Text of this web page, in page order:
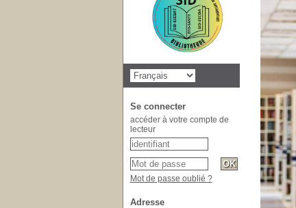
Se connecter
accéder à votre compte de
lecteur
Mot de passe oublié ?
Adresse